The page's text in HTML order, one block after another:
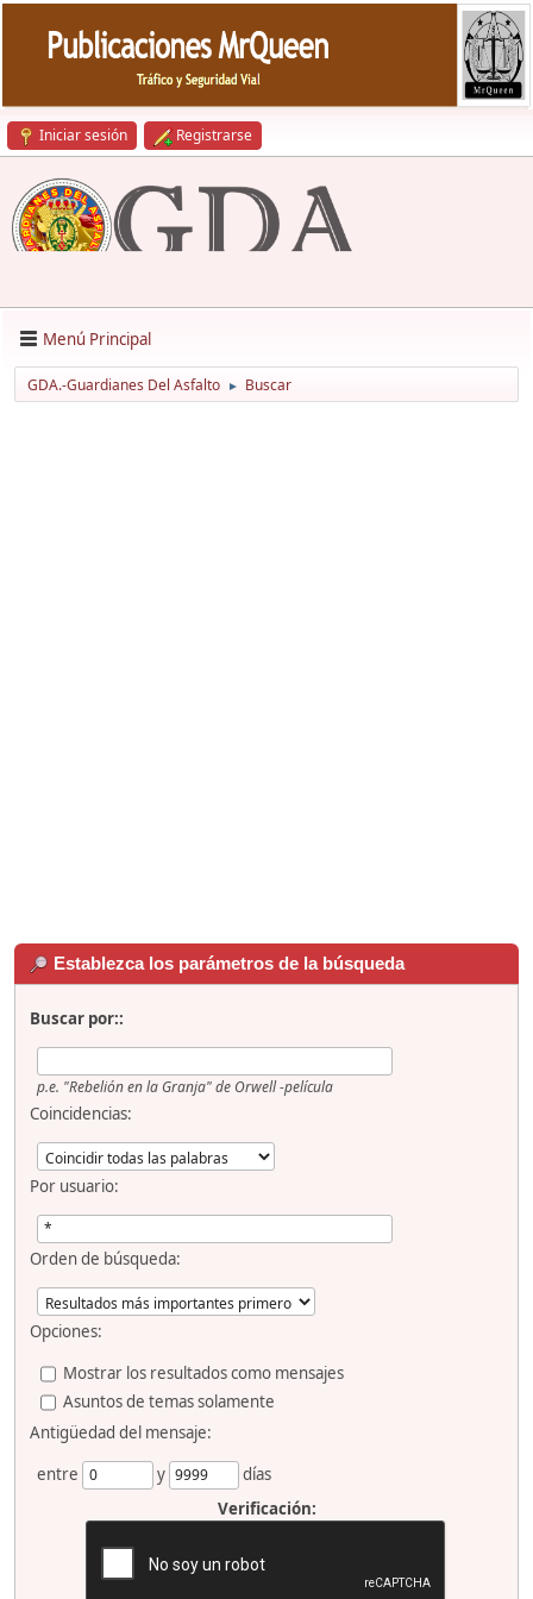
Iniciar sesión Registrarse
Menú Principal
GDA.-Guardianes Del Asfalto ► Buscar
Establezca los parámetros de la búsqueda
Buscar por::
p.e. "Rebelión en la Granja" de Orwell -película
Coincidencias:
Por usuario:
Orden de búsqueda:
Opciones:
Mostrar los resultados como mensajes
Asuntos de temas solamente
Antigüedad del mensaje:
entre
y
días
Verificación: